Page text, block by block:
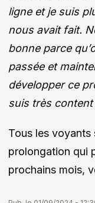
ligne et je suis
nous avait fait.
bonne parce
passée et
développer ce
suis très
Tous les
prolongation qui
prochains mois,